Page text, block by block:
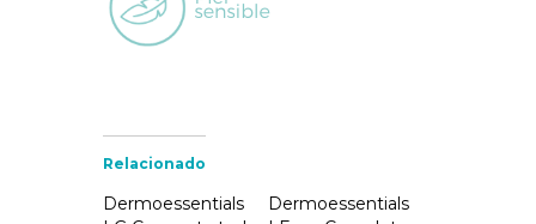
Relacionado
Dermoessentials
Dermoessentials